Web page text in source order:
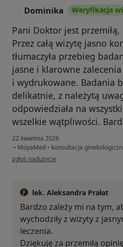
Dominika Weryfikacja
Pani Doktor jest
Przez całą wizytę jasno
tłumaczyła przebieg
jasne i klarowne
i wydrukowane. Badania
delikatnie, z należytą
odpowiedziała na
wszelkie wątpliwości.
22 kwietnia 2026
• MoyaMed • konsultacja
w opinii użytkownika Dominika
zgłoś nadużycie
lek. Aleksandra Prałat
Bardzo zależy mi na tym,
wychodziły z wizyty z
leczenia.
Dziękuję za przemiłą